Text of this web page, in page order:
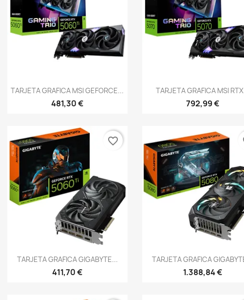
Vista rápida
TARJETA GRAFICA MSI GEFORCE...
481,30 €
Vista rápida
TARJETA GRAFICA MSI
792,99 €
Vista rápida
TARJETA GRAFICA GIGABYTE...
411,70 €
favorite_border
Vista rápida
TARJETA GRAFICA
1.388,84 €